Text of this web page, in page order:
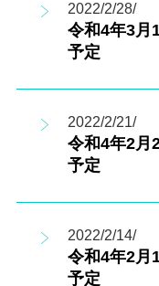
2022/2/28/
令和4年3月
予定
2022/2/21/
令和4年2月
予定
2022/2/14/
令和4年2月
予定